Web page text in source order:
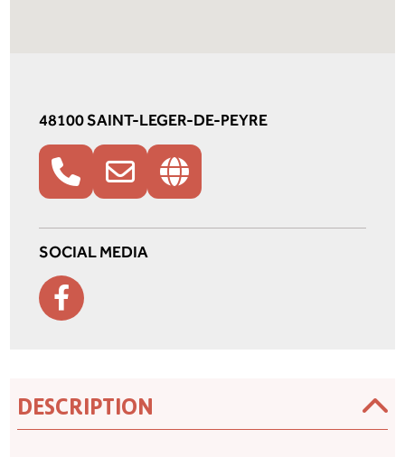
48100 SAINT-LEGER-DE-PEYRE
SOCIAL MEDIA
DESCRIPTION